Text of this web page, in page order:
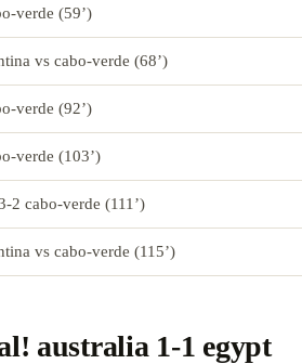
verde (59’)
vs cabo-verde (68’)
verde (92’)
verde (103’)
2 cabo-verde (111’)
vs cabo-verde (115’)
australia 1-1 egypt